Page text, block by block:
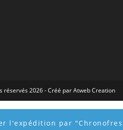
l'expédition par
réservés 2026 - Créé parAtweb Creation